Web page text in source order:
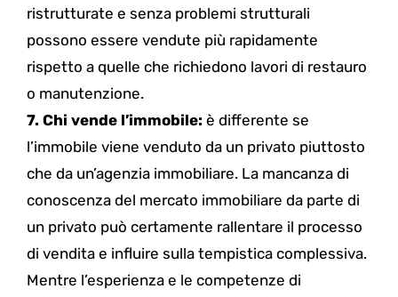
ristrutturate e senza problemi strutturali
possono essere vendute più rapidamente
rispetto a quelle che richiedono lavori di restauro
o manutenzione.
7. Chi vende l’immobile: è differente se
l’immobile viene venduto da un privato piuttosto
che da un’agenzia immobiliare. La mancanza di
conoscenza del mercato immobiliare da parte di
un privato può certamente rallentare il processo
di vendita e influire sulla tempistica complessiva.
Mentre l’esperienza e le competenze di